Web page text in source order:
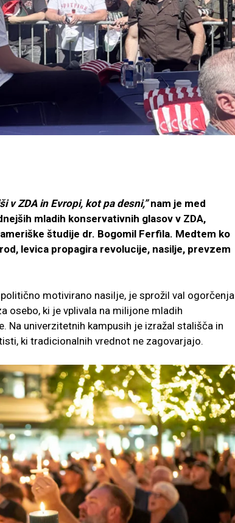
v ZDA in Evropi, kot pa desni,”nam je med
mladih konservativnih glasov v ZDA,
študije dr. Bogomil Ferfila. Medtem ko
levica propagira revolucije, nasilje, prevzem
motivirano nasilje, je sprožil val ogorčenja
osebo, ki je vplivala na milijone mladih
Na univerzitetnih kampusih je izražal stališča in
ki tradicionalnih vrednot ne zagovarjajo.